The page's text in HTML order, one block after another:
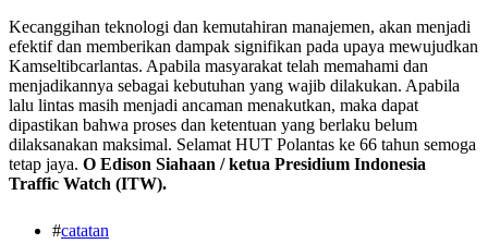
Kecanggihan teknologi dan kemutahiran manajemen, akan menjadi
efektif dan memberikan dampak signifikan pada upaya mewujudkan
Kamseltibcarlantas. Apabila masyarakat telah memahami dan
menjadikannya sebagai kebutuhan yang wajib dilakukan. Apabila
lalu lintas masih menjadi ancaman menakutkan, maka dapat
dipastikan bahwa proses dan ketentuan yang berlaku belum
dilaksanakan maksimal. Selamat HUT Polantas ke 66 tahun semoga
tetap jaya. O Edison Siahaan / ketua Presidium Indonesia
Traffic Watch (ITW).
#catatan